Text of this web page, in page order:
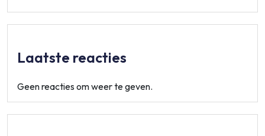
Laatste reacties
Geen reacties om weer te geven.